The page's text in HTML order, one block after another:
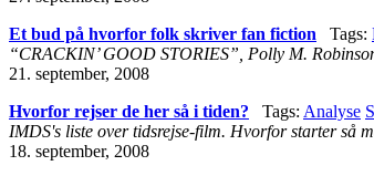
Et bud på hvorfor folk skriver fan fiction
Tags:
“CRACKIN’ GOOD STORIES”, Polly M.
21. september, 2008
Hvorfor rejser de her så i tiden?
Tags: Analyse
IMDS's liste over tidsrejse-film. Hvorfor starter så
18. september, 2008